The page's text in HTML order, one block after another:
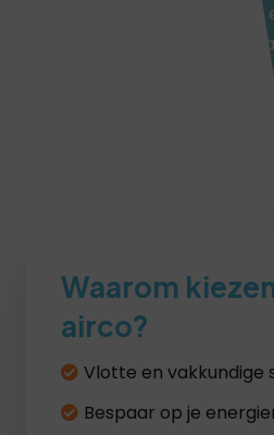
meer mensen in België voor
installatiebedrijf. Op deze
van een correcte plaatsing,
werkend systeem en een
dit overzicht leest u wat
en waarom een
Waarom
airco?
Vlotte en vakkundige
Bespaar op je